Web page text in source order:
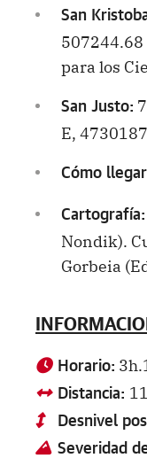
San
507244.68
para los
San Justo:
E,
Cómo
Cartografía:
Nondik).
Gorbeia
Horario:
Distancia:
Desnivel
Severidad